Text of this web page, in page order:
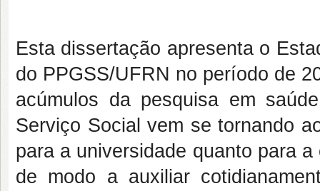
Esta dissertação apresenta o
do PPGSS/UFRN no período de
acúmulos da pesquisa em
Serviço Social vem se tornando
para a universidade quanto para
de modo a auxiliar